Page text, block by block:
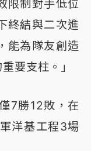
限制對手低位
終結與二次進
能為隊友創造
要支柱。」
7勝12敗，在
洋基工程3場